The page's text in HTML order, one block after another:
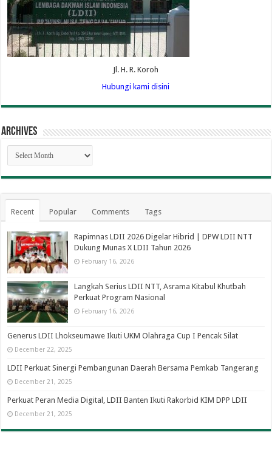
Jl. H. R. Koroh
Hubungi kami disini
Archives
Archives
Recent Popular Comments Tags
Rapimnas LDII 2026 Digelar Hibrid | DPW LDII NTT
Dukung Munas X LDII Tahun 2026
February 16, 2026
Langkah Serius LDII NTT, Asrama Kitabul Khutbah
Perkuat Program Nasional
February 16, 2026
Generus LDII Lhokseumawe Ikuti UKM Olahraga Cup I Pencak Silat
December 22, 2025
LDII Perkuat Sinergi Pembangunan Daerah Bersama Pemkab Tangerang
December 21, 2025
Perkuat Peran Media Digital, LDII Banten Ikuti Rakorbid KIM DPP LDII
December 21, 2025